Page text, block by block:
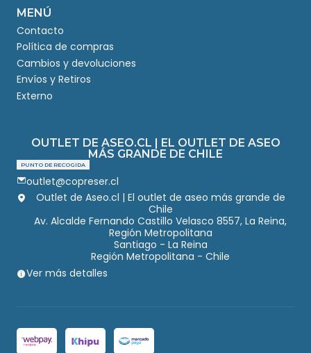
MENÚ
Contacto
Política de compras
Cambios y devoluciones
Envíos y Retiros
Externo
OUTLET DE ASEO.CL | EL OUTLET DE ASEO
MÁS GRANDE DE CHILE
PUNTO DE RECOGIDA
outlet@copreser.cl
Outlet de Aseo.cl | El outlet de aseo más grande de
Chile
Av. Alcalde Fernando Castillo Velasco 8557, La Reina,
Región Metropolitana
Santiago - La Reina
Región Metropolitana - Chile
Ver más detalles